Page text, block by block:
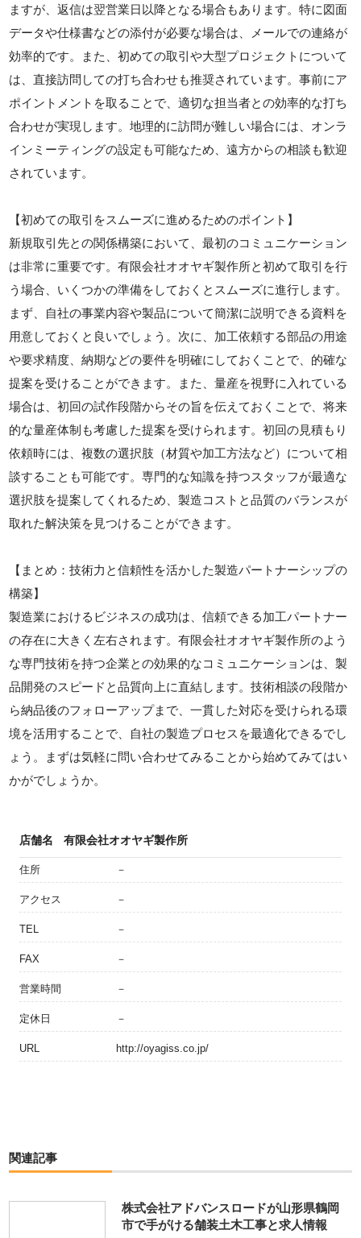
ますが、返信は翌営業日以降となる場合もあります。特に図面
データや仕様書などの添付が必要な場合は、メールでの連絡が
効率的です。また、初めての取引や大型プロジェクトについて
は、直接訪問しての打ち合わせも推奨されています。事前にア
ポイントメントを取ることで、適切な担当者との効率的な打ち
合わせが実現します。地理的に訪問が難しい場合には、オンラ
インミーティングの設定も可能なため、遠方からの相談も歓迎
されています。
【初めての取引をスムーズに進めるためのポイント】
新規取引先との関係構築において、最初のコミュニケーション
は非常に重要です。有限会社オオヤギ製作所と初めて取引を行
う場合、いくつかの準備をしておくとスムーズに進行します。
まず、自社の事業内容や製品について簡潔に説明できる資料を
用意しておくと良いでしょう。次に、加工依頼する部品の用途
や要求精度、納期などの要件を明確にしておくことで、的確な
提案を受けることができます。また、量産を視野に入れている
場合は、初回の試作段階からその旨を伝えておくことで、将来
的な量産体制も考慮した提案を受けられます。初回の見積もり
依頼時には、複数の選択肢（材質や加工方法など）について相
談することも可能です。専門的な知識を持つスタッフが最適な
選択肢を提案してくれるため、製造コストと品質のバランスが
取れた解決策を見つけることができます。
【まとめ：技術力と信頼性を活かした製造パートナーシップの
構築】
製造業におけるビジネスの成功は、信頼できる加工パートナー
の存在に大きく左右されます。有限会社オオヤギ製作所のよう
な専門技術を持つ企業との効果的なコミュニケーションは、製
品開発のスピードと品質向上に直結します。技術相談の段階か
ら納品後のフォローアップまで、一貫した対応を受けられる環
境を活用することで、自社の製造プロセスを最適化できるでし
ょう。まずは気軽に問い合わせてみることから始めてみてはい
かがでしょうか。
店舗名 有限会社オオヤギ製作所
住所 －
アクセス －
TEL －
FAX －
営業時間 －
定休日 －
URL http://oyagiss.co.jp/
関連記事
株式会社アドバンスロードが山形県鶴岡
市で手がける舗装土木工事と求人情報